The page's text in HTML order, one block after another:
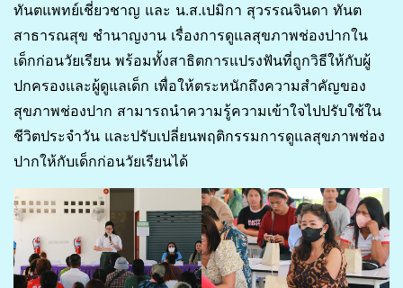
ทันตแพทย์เชี่ยวชาญ และ น.ส.เปมิกา สุวรรณจินดา ทันต
สาธารณสุข ชำนาญงาน เรื่องการดูแลสุขภาพช่องปากใน
เด็กก่อนวัยเรียน พร้อมทั้งสาธิตการแปรงฟันที่ถูกวิธีให้กับผู้
ปกครองและผู้ดูแลเด็ก เพื่อให้ตระหนักถึงความสำคัญของ
สุขภาพช่องปาก สามารถนำความรู้ความเข้าใจไปปรับใช้ใน
ชีวิตประจำวัน และปรับเปลี่ยนพฤติกรรมการดูแลสุขภาพช่อง
ปากให้กับเด็กก่อนวัยเรียนได้